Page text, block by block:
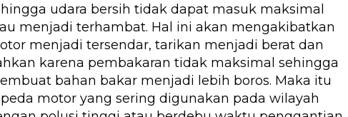
udara bersih tidak dapat masuk maksimal
menjadi terhambat. Hal ini akan mengakibatkan
menjadi tersendar, tarikan menjadi berat dan
karena pembakaran tidak maksimal sehingga
bahan bakar menjadi lebih boros. Maka itu
motor yang sering digunakan pada wilayah